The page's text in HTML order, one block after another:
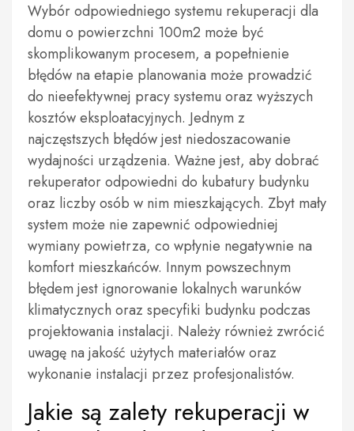
Wybór odpowiedniego systemu rekuperacji dla
domu o powierzchni 100m2 może być
skomplikowanym procesem, a popełnienie
błędów na etapie planowania może prowadzić
do nieefektywnej pracy systemu oraz wyższych
kosztów eksploatacyjnych. Jednym z
najczęstszych błędów jest niedoszacowanie
wydajności urządzenia. Ważne jest, aby dobrać
rekuperator odpowiedni do kubatury budynku
oraz liczby osób w nim mieszkających. Zbyt mały
system może nie zapewnić odpowiedniej
wymiany powietrza, co wpłynie negatywnie na
komfort mieszkańców. Innym powszechnym
błędem jest ignorowanie lokalnych warunków
klimatycznych oraz specyfiki budynku podczas
projektowania instalacji. Należy również zwrócić
uwagę na jakość użytych materiałów oraz
wykonanie instalacji przez profesjonalistów.
Jakie są zalety rekuperacji w